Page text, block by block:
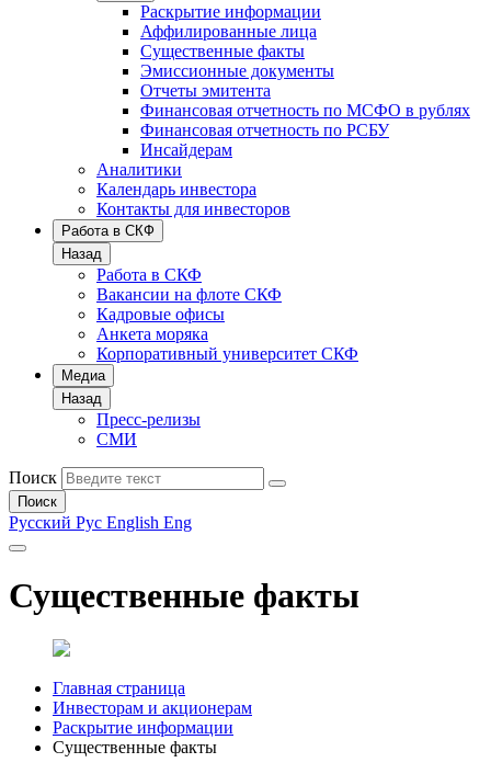
Раскрытие информации
Аффилированные лица
Существенные факты
Эмиссионные документы
Отчеты эмитента
Финансовая отчетность по МСФО в рублях
Финансовая отчетность по РСБУ
Инсайдерам
Аналитики
Календарь инвестора
Контакты для инвесторов
Работа в СКФ
Назад
Работа в СКФ
Вакансии на флоте СКФ
Кадровые офисы
Анкета моряка
Корпоративный университет СКФ
Медиа
Назад
Пресс-релизы
СМИ
Поиск
Поиск
Русский Рус English Eng
Существенные факты
Главная страница
Инвесторам и акционерам
Раскрытие информации
Существенные факты